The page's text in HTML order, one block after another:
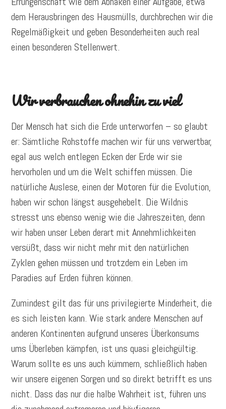
dem Herausbringen des Hausmülls, durchbrechen wir die
Regelmäßigkeit und geben Besonderheiten auch real
einen besonderen Stellenwert.
Wir verbrauchen ohnehin zu viel
Der Mensch hat sich die Erde unterworfen – so glaubt
er: Sämtliche Rohstoffe machen wir für uns verwertbar,
egal aus welch entlegen Ecken der Erde wir sie
hervorholen und um die Welt schiffen müssen. Die
natürliche Auslese, einen der Motoren für die Evolution,
haben wir schon längst ausgehebelt. Die Wildnis
stresst uns ebenso wenig wie die Jahreszeiten, denn
wir haben unser Leben derart mit Annehmlichkeiten
versüßt, dass wir nicht mehr mit den natürlichen
Zyklen gehen müssen und trotzdem ein Leben im
Paradies auf Erden führen können.
Zumindest gilt das für uns privilegierte Minderheit, die
es sich leisten kann. Wie stark andere Menschen auf
anderen Kontinenten aufgrund unseres Überkonsums
ums Überleben kämpfen, ist uns quasi gleichgültig.
Warum sollte es uns auch kümmern, schließlich haben
wir unsere eigenen Sorgen und so direkt betrifft es uns
nicht. Dass das nur die halbe Wahrheit ist, führen uns